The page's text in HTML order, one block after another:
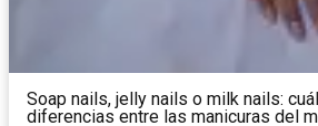
Soap nails, jelly nails o milk nails:
diferencias entre las manicuras del